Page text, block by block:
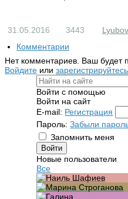
31.05.2016 3443
Комментарии
Нет комментариев. Ваш будет
Войдите или зарегистрируйтесь
Войти с помощью
Войти на сайт
E-mail: Регистрация
Пароль: Забыли
Запомнить меня
Новые пользователи
Все